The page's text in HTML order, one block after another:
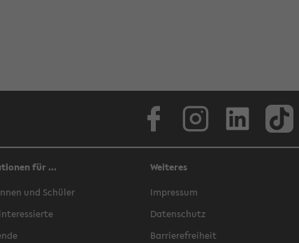
für ...
und Schüler
Weiteres
Impressum
Datenschutz
Barrierefreiheit